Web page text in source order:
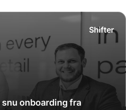
Shifter
onboarding fra